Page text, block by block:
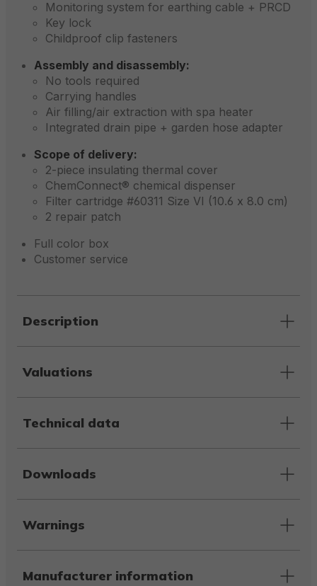
Monitoring system for earthing cable + PRCD
Key lock
Childproof clip fasteners
Assembly and disassembly:
No tools required
Carrying handles
Air filling/air extraction with spa heater
Integrated drain pipe + garden hose adapter
Scope of delivery:
2-piece insulating thermal cover
ChemConnect® chemical dispenser
Filter cartridge #60311 Size VI (10.6 x 8.0 cm)
2 repair patch
Full color box
Customer service
Description
Valuations
Technical data
Downloads
Warnings
Manufacturer information